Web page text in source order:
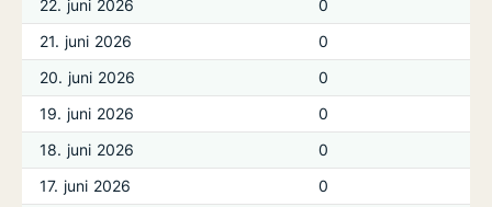
22. juni 2026
0
21. juni 2026
0
20. juni 2026
0
19. juni 2026
0
18. juni 2026
0
17. juni 2026
0